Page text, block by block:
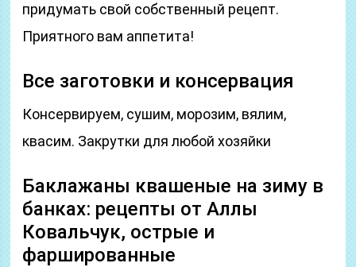
придумать свой собственный рецепт.
Приятного вам аппетита!
Все заготовки и консервация
Консервируем, сушим, морозим, вялим,
квасим. Закрутки для любой хозяйки
Баклажаны квашеные на зиму в
банках: рецепты от Аллы
Ковальчук, острые и
фаршированные